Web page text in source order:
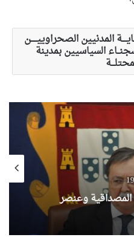
المدنيين الصحراوييـــــن
السياسيين بمدينة
وعنصر